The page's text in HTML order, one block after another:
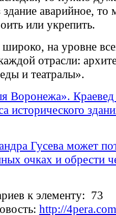
аварийное,
или укрепить.
на уровне
отрасли:
и театралы».
Воронежа».
исторического
Гусева может
очках и обрести
к элементу: 73
http://